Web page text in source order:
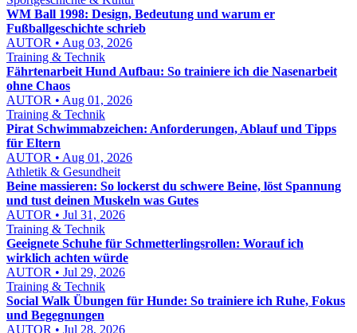
WM Ball 1998: Design, Bedeutung und warum er
Fußballgeschichte schrieb
AUTOR • Aug 03, 2026
Training & Technik
Fährtenarbeit Hund Aufbau: So trainiere ich die Nasenarbeit
ohne Chaos
AUTOR • Aug 01, 2026
Training & Technik
Pirat Schwimmabzeichen: Anforderungen, Ablauf und Tipps
für Eltern
AUTOR • Aug 01, 2026
Athletik & Gesundheit
Beine massieren: So lockerst du schwere Beine, löst Spannung
und tust deinen Muskeln was Gutes
AUTOR • Jul 31, 2026
Training & Technik
Geeignete Schuhe für Schmetterlingsrollen: Worauf ich
wirklich achten würde
AUTOR • Jul 29, 2026
Training & Technik
Social Walk Übungen für Hunde: So trainiere ich Ruhe, Fokus
und Begegnungen
AUTOR • Jul 28, 2026